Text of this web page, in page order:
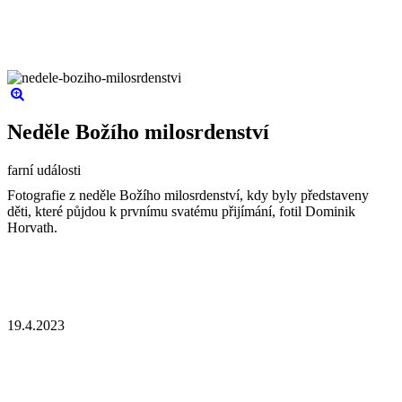
Neděle Božího milosrdenství
farní události
Fotografie z neděle Božího milosrdenství, kdy byly představeny
děti, které půjdou k prvnímu svatému přijímání, fotil Dominik
Horvath.
19.4.2023